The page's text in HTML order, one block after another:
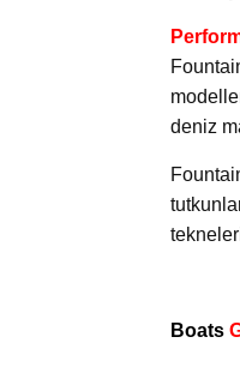
deniz
Boats